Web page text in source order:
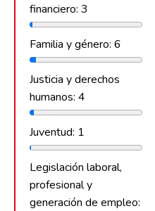
financiero: 3
Familia y género: 6
Justicia y derechos
humanos: 4
Juventud: 1
Legislación laboral,
profesional y
generación de empleo: